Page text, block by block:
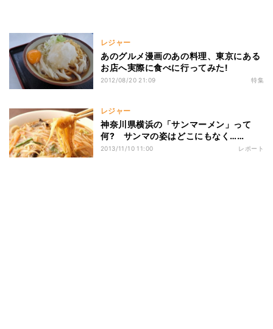
レジャー
あのグルメ漫画のあの料理、東京にある
お店へ実際に食べに行ってみた!
2012/08/20 21:09 特集
レジャー
神奈川県横浜の「サンマーメン」って
何? サンマの姿はどこにもなく……
2013/11/10 11:00 レポート